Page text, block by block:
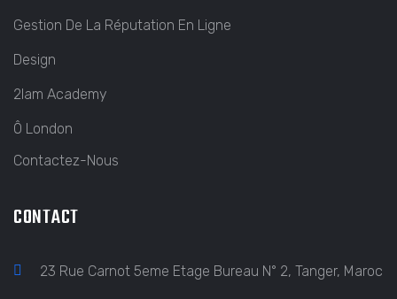
Gestion De La Réputation En Ligne
Design
2lam Academy
Ô London
Contactez-Nous
CONTACT
23 Rue Carnot 5eme Etage Bureau N° 2, Tanger, Maroc